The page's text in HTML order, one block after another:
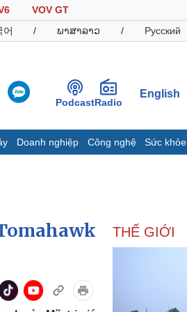
VOV GT
어 / ພາສາລາວ / Русский
PodcastRadio
English
Doanh nghiệp Công nghệ Sức khỏe
Doanh nghiệp
Thông tin doanh nghiệp
THẾ GIỚI